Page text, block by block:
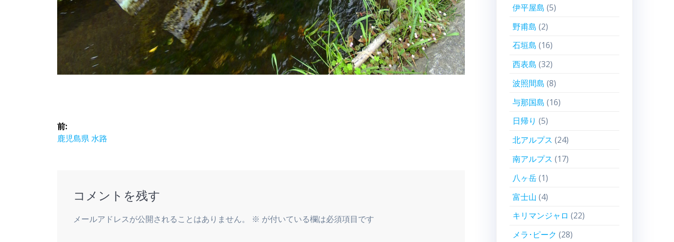
投
稿
前:
前
鹿児島県 水路
コメントを残す
メールアドレスが公開されることはありません。 ※ が付いている欄は必須項目です
伊平屋島 (5)
野甫島 (2)
石垣島 (16)
西表島 (32)
波照間島 (8)
与那国島 (16)
日帰り (5)
北アルプス (24)
南アルプス (17)
八ヶ岳(1)
富士山 (4)
キリマンジャロ (22)
メラ･ピーク (28)